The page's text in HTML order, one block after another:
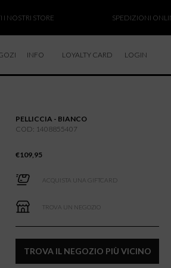
STORE SPEDIZIONI ONLINE
INFO
E RIMBORSI
LOYALTY CARD LOGIN
PELLICCIA - BIANCO
COD: 1408855407
€109,95
ACQUISTA UNA GIFTCARD
TROVA UN NEGOZIO
TROVA IL NEGOZIO PIÙ VICINO